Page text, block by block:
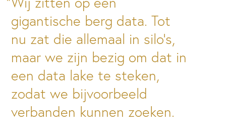
gigantische berg data. Tot
nu zat die allemaal in silo’s,
maar we zijn bezig om dat in
een data lake te steken,
zodat we bijvoorbeeld
verbanden kunnen zoeken.